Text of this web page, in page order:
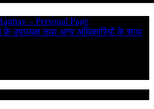
– Personal Page
के उपाध्यक्ष तथा अन्य अधिकारियों के साथ